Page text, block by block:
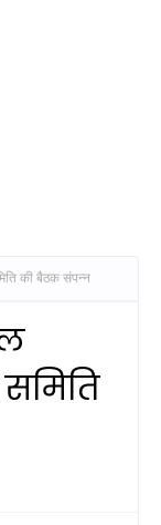
की बैठक संपन्न